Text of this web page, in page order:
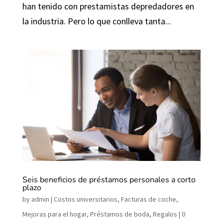
han tenido con prestamistas depredadores en
la industria. Pero lo que conlleva tanta...
Seis beneficios de préstamos personales a corto
plazo
by admin | Costos universitarios, Facturas de coche,
Mejoras para el hogar, Préstamos de boda, Regalos | 0